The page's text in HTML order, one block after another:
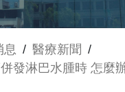
息 / 醫療新聞 /
發淋巴水腫時 怎麼